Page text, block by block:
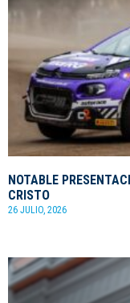
NOTABLE
CRISTO
26 JULIO, 2026